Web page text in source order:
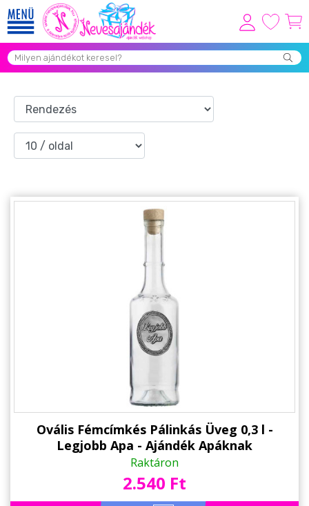
Viszonteladóknak
Grill Party Kellékek ❤️
Egyedi Ajándékok Rendelés
Vicces Pólók
Ajándék Ötletek Férfiaknak
Családtagoknak
Barátnak/Barátnőnek
Ovális Fémcímkés Pálinkás Üveg 0,3 l -
Legjobb Apa - Ajándék Apáknak
Raktáron
2.540 Ft